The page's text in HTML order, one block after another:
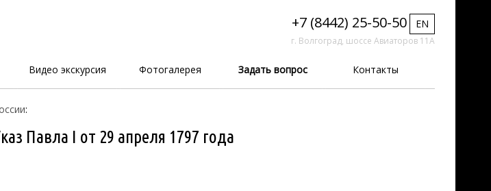
+7 (8442) 25-50-50 EN
г. Волгоград, шоссе Авиаторов 11А
Видео экскурсия Фотогалерея Задать вопрос Контакты
:
Павла I от 29 апреля 1797 года